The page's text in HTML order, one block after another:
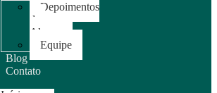
Depoimentos
dos
Alunos
Equipe
Blog
Contato